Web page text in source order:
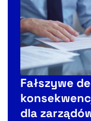
Fałszywe
dla